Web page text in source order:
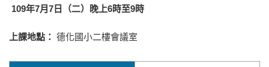
109年7月7日（二）晚上6時至9時
上課地點： 德化國小二樓會議室